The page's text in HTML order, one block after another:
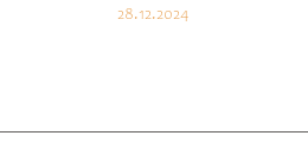
28.12.2024